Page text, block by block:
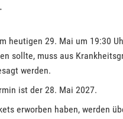
heutigen 29. Mai um 19:30
sollte, muss aus
werden.
ist der 28. Mai 2027.
erworben haben, werden